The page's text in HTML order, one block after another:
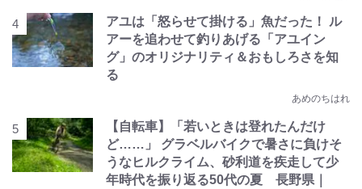
アユは「怒らせて掛ける」魚だった！ ル
アーを追わせて釣りあげる「アユイン
グ」のオリジナリティ＆おもしろさを知
る
あめのちはれ
【自転車】「若いときは登れたんだけ
ど……」 グラベルバイクで暑さに負けそ
うなヒルクライム、砂利道を疾走して少
年時代を振り返る50代の夏 長野県｜